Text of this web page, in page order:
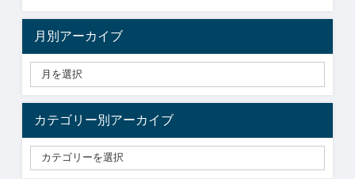
月別アーカイブ
カテゴリー別アーカイブ